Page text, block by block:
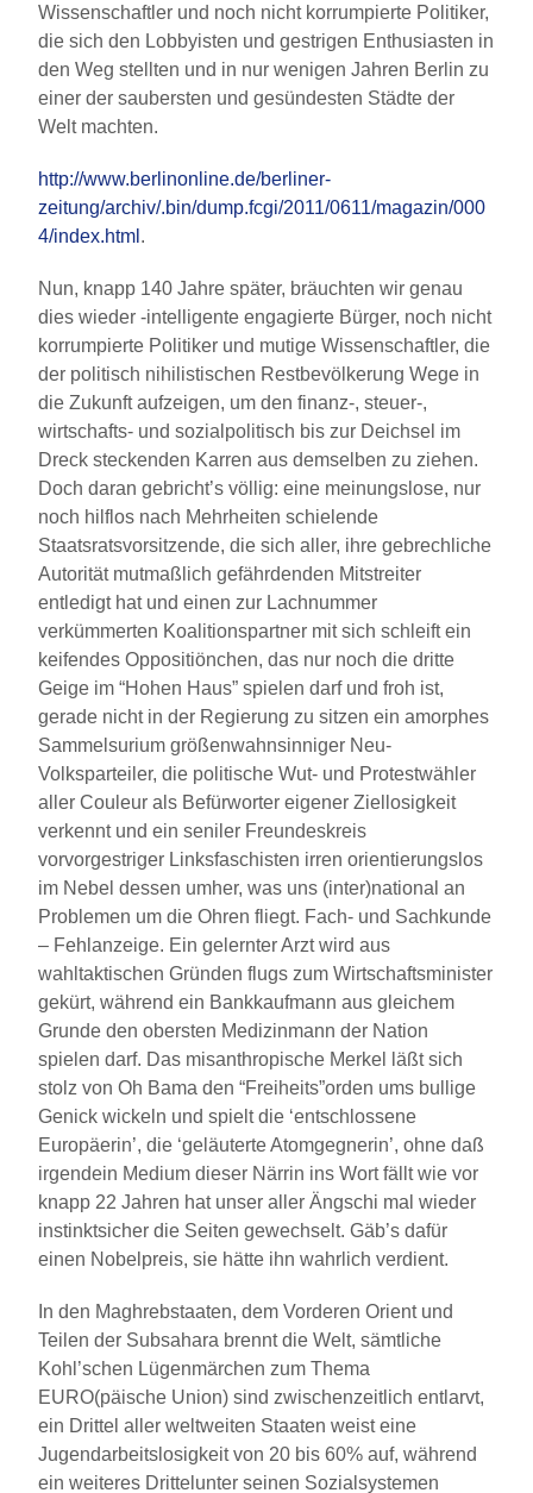
Wissenschaftler und noch nicht korrumpierte Politiker,
die sich den Lobbyisten und gestrigen Enthusiasten in
den Weg stellten und in nur wenigen Jahren Berlin zu
einer der saubersten und gesündesten Städte der
Welt machten.
http://www.berlinonline.de/berliner-
zeitung/archiv/.bin/dump.fcgi/2011/0611/magazin/000
4/index.html .
Nun, knapp 140 Jahre später, bräuchten wir genau
dies wieder -intelligente engagierte Bürger, noch nicht
korrumpierte Politiker und mutige Wissenschaftler, die
der politisch nihilistischen Restbevölkerung Wege in
die Zukunft aufzeigen, um den finanz-, steuer-,
wirtschafts- und sozialpolitisch bis zur Deichsel im
Dreck steckenden Karren aus demselben zu ziehen.
Doch daran gebricht’s völlig: eine meinungslose, nur
noch hilflos nach Mehrheiten schielende
Staatsratsvorsitzende, die sich aller, ihre gebrechliche
Autorität mutmaßlich gefährdenden Mitstreiter
entledigt hat und einen zur Lachnummer
verkümmerten Koalitionspartner mit sich schleift ein
keifendes Oppositiönchen, das nur noch die dritte
Geige im “Hohen Haus” spielen darf und froh ist,
gerade nicht in der Regierung zu sitzen ein amorphes
Sammelsurium größenwahnsinniger Neu-
Volksparteiler, die politische Wut- und Protestwähler
aller Couleur als Befürworter eigener Ziellosigkeit
verkennt und ein seniler Freundeskreis
vorvorgestriger Linksfaschisten irren orientierungslos
im Nebel dessen umher, was uns (inter)national an
Problemen um die Ohren fliegt. Fach- und Sachkunde
– Fehlanzeige. Ein gelernter Arzt wird aus
wahltaktischen Gründen flugs zum Wirtschaftsminister
gekürt, während ein Bankkaufmann aus gleichem
Grunde den obersten Medizinmann der Nation
spielen darf. Das misanthropische Merkel läßt sich
stolz von Oh Bama den “Freiheits”orden ums bullige
Genick wickeln und spielt die ‘entschlossene
Europäerin’, die ‘geläuterte Atomgegnerin’, ohne daß
irgendein Medium dieser Närrin ins Wort fällt wie vor
knapp 22 Jahren hat unser aller Ängschi mal wieder
instinktsicher die Seiten gewechselt. Gäb’s dafür
einen Nobelpreis, sie hätte ihn wahrlich verdient.
In den Maghrebstaaten, dem Vorderen Orient und
Teilen der Subsahara brennt die Welt, sämtliche
Kohl’schen Lügenmärchen zum Thema
EURO(päische Union) sind zwischenzeitlich entlarvt,
ein Drittel aller weltweiten Staaten weist eine
Jugendarbeitslosigkeit von 20 bis 60% auf, während
ein weiteres Drittelunter seinen Sozialsystemen